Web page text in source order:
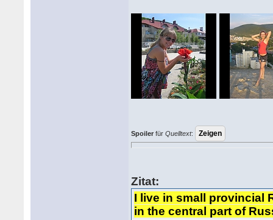
Spoiler fürQuelltext:
Zitat:
I live in small provincial
in the central part of